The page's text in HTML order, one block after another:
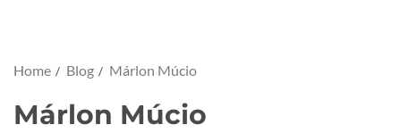
Home Blog Márlon Múcio
Márlon Múcio